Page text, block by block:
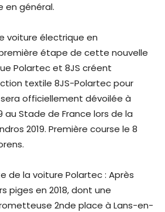
en général.
voiture électrique en
étape de cette nouvelle
Polartec et 8JS créent
textile 8JS-Polartec pour
sera officiellement dévoilée à
au Stade de France lors de la
2019. Première course le 8
de la voiture Polartec : Après
piges en 2018, dont une
2nde place à Lans-en-